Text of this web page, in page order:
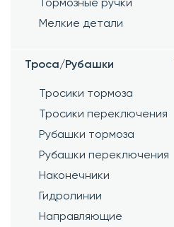
Тормозные ручки
Мелкие детали
Троса/Рубашки
Тросики тормоза
Тросики переключения
Рубашки тормоза
Рубашки переключения
Наконечники
Гидролинии
Направляющие